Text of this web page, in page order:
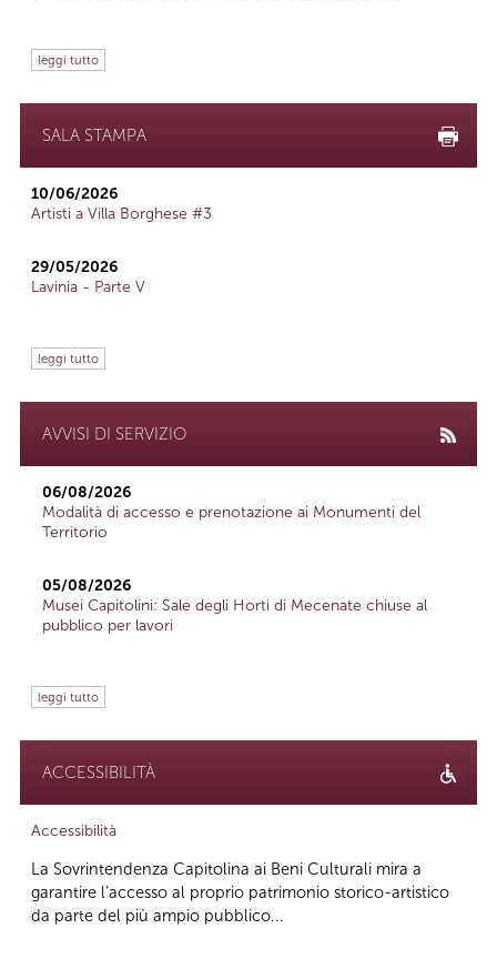
leggi tutto
SALA STAMPA
10/06/2026
Artisti a Villa Borghese #3
29/05/2026
Lavinia - Parte V
leggi tutto
AVVISI DI SERVIZIO
06/08/2026
Modalità di accesso e prenotazione ai Monumenti del
Territorio
05/08/2026
Musei Capitolini: Sale degli Horti di Mecenate chiuse al
pubblico per lavori
leggi tutto
ACCESSIBILITÀ
Accessibilità
La Sovrintendenza Capitolina ai Beni Culturali mira a
garantire l’accesso al proprio patrimonio storico-artistico
da parte del più ampio pubblico...